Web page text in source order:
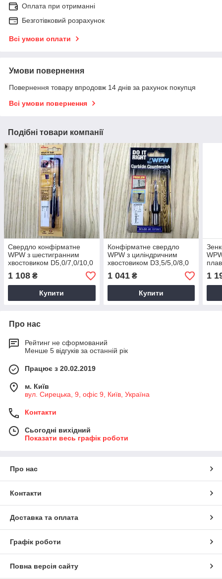
Оплата при отриманні
Безготівковий розрахунок
Всі умови оплати
Умови повернення
Повернення товару впродовж 14 днів за рахунок покупця
Всі умови повернення
Подібні товари компанії
Свердло конфірматне
WPW з шестигранним
хвостовиком D5,0/7,0/10,0
B19
1 108 ₴
Купити
Конфірматне свердло
WPW з циліндричним
хвостовиком D3,5/5,0/8,0
B15
1 041₴
Купити
1
Про нас
Рейтинг не сформований
Менше 5 відгуків за останній рік
Працює з 20.02.2019
м. Київ
вул. Сирецька, 9, офіс 9, Київ, Україна
Контакти
Сьогодні вихідний
Показати весь графік роботи
Про нас
Контакти
Доставка та оплата
Графік роботи
Повна версія сайту